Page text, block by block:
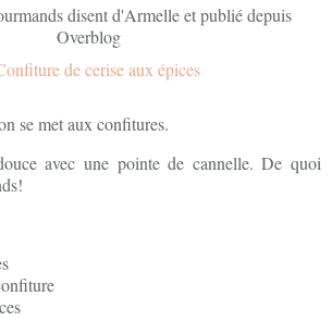
disent d'Armelle et publié depuis
Overblog
se met aux confitures.
avec une pointe de cannelle. De quoi